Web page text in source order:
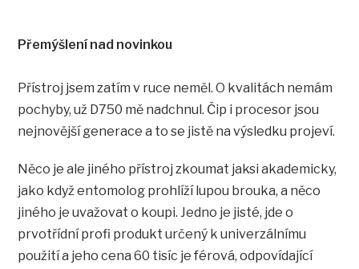
Přemýšlení nad novinkou
Přístroj jsem zatím v ruce neměl. O kvalitách nemám
pochyby, už D750 mě nadchnul. Čip i procesor jsou
nejnovější generace a to se jistě na výsledku projeví.
Něco je ale jiného přístroj zkoumat jaksi akademicky,
jako když entomolog prohlíží lupou brouka, a něco
jiného je uvažovat o koupi. Jedno je jisté, jde o
prvotřídní profi produkt určený k univerzálnímu
použití a jeho cena 60 tisíc je férová, odpovídající